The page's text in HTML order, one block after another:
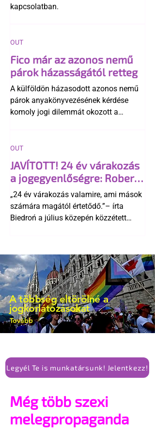
kapcsolatban.
Fico már az azonos nemű
párok házasságától retteg
A külföldön házasodott azonos nemű
párok anyakönyvezésének kérdése
komoly jogi dilemmát okozott a
egyértelműen tiltja a házasságuk
elismerését. Közben az ellenzéken belül
is vita robbant ki arról, hogy vissza
kellene-e vonni a kormány konzervatív
alkotmánymódosítását
OUT
JAVÍTOTT! 24 év várakozás
a jogegyenlőségre: Robert
Biedroń megindító üzenete
a lengyel bejegyzett
élettársi kapcsolatokért
„24 év várakozás valamire, ami mások
számára magától értetődő.”– írta
Biedroń a július közepén közzétett
OUT
A többség eltörölné a
jogkorlátozásokat
Tovább
Legyél Te is munkatársunk! Jelentkezz!
Még több szexi
melegpropaganda